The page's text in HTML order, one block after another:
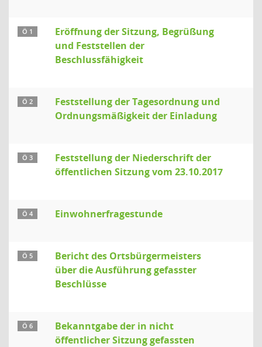
Ö 1
Eröffnung der Sitzung, Begrüßung
und Feststellen der
Beschlussfähigkeit
Ö 2
Feststellung der Tagesordnung und
Ordnungsmäßigkeit der Einladung
Ö 3
Feststellung der Niederschrift der
öffentlichen Sitzung vom 23.10.2017
Ö 4 Einwohnerfragestunde
Ö 5
Bericht des Ortsbürgermeisters
über die Ausführung gefasster
Beschlüsse
Ö 6
Bekanntgabe der in nicht
öffentlicher Sitzung gefassten